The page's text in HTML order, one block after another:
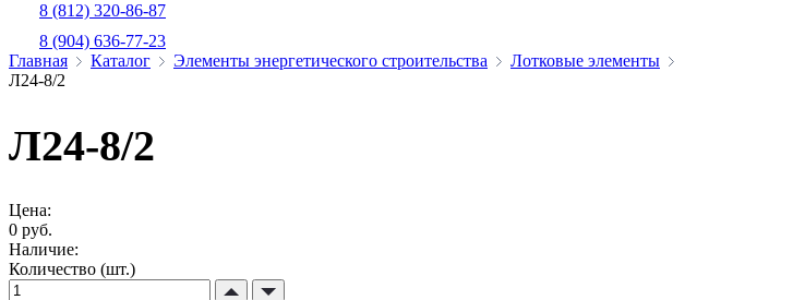
8 (812) 320-86-87
8 (904) 636-77-23
Главная
Каталог Элементы энергетического строительства
Лотковые элементы
Л24-8/2
Л24-8/2
Цена:
0 руб.
Наличие:
Количество (шт.)